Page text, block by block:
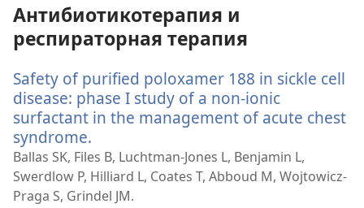
Антибиотикотерапия и
респираторная терапия
Safety of purified poloxamer 188 in sickle cell
disease: phase I study of a non-ionic
surfactant in the management of acute chest
syndrome.
в
новом
окне)
Ballas SK, Files B, Luchtman-Jones L, Benjamin L,
Swerdlow P, Hilliard L, Coates T, Abboud M, Wojtowicz-
Praga S, Grindel JM.